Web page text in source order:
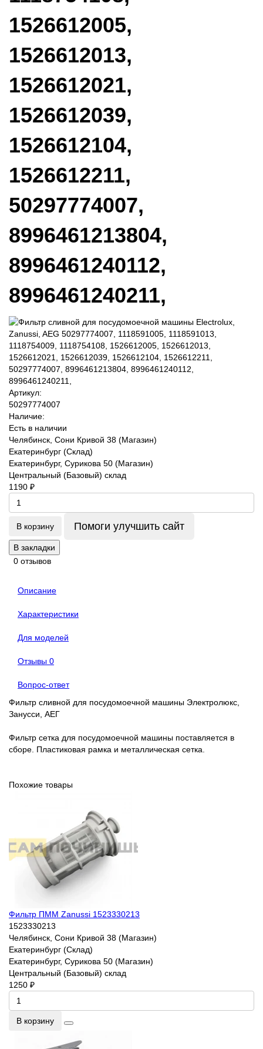
1526612005,
1526612013,
1526612021,
1526612039,
1526612104,
1526612211,
50297774007,
8996461213804,
8996461240112,
8996461240211,
Артикул:
50297774007
Наличие:
Есть в наличии
Челябинск, Сони Кривой 38 (Магазин)
Екатеринбург (Склад)
Екатеринбург, Сурикова 50 (Магазин)
Центральный (Базовый) склад
1190 ₽
В корзину Помоги улучшить сайт
В закладки
0 отзывов
Описание
Характеристики
Для моделей
Отзывы 0
Вопрос-ответ
Фильтр сливной для посудомоечной машины Электролюкс,
Занусси, АЕГ
Фильтр сетка для посудомоечной машины поставляется в
сборе. Пластиковая рамка и металлическая сетка.
Похожие товары
Фильтр ПММ Zanussi 1523330213
1523330213
Челябинск, Сони Кривой 38 (Магазин)
Екатеринбург (Склад)
Екатеринбург, Сурикова 50 (Магазин)
Центральный (Базовый) склад
1250 ₽
В корзину